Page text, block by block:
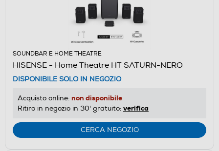
SOUNDBAR E HOME THEATRE
HISENSE - Home Theatre HT SATURN-NERO
DISPONIBILE SOLO IN NEGOZIO
Acquisto online: non disponibile
Ritiro in negozio in 30' gratuito: verifica
CERCA NEGOZIO